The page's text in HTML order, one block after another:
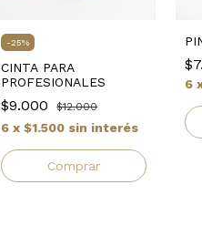
-25%
CINTA PARA
PROFESIONALES
$9.000 $12.000
6 x$1.500 sin interés
Comprar
6